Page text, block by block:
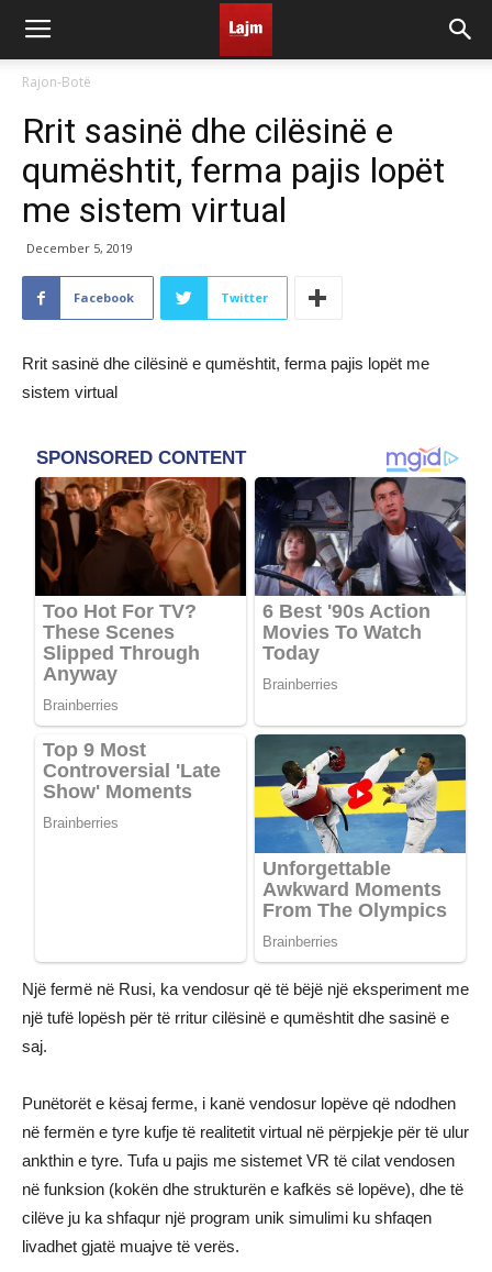
Rajon-Botë
Rrit sasinë dhe cilësinë e
qumështit, ferma pajis lopët
me sistem virtual
December 5, 2019
Facebook Twitter
Rrit sasinë dhe cilësinë e qumështit, ferma pajis lopët me
sistem virtual
Një fermë në Rusi, ka vendosur që të bëjë një eksperiment me
një tufë lopësh për të rritur cilësinë e qumështit dhe sasinë e
saj.
Punëtorët e kësaj ferme, i kanë vendosur lopëve që ndodhen
në fermën e tyre kufje të realitetit virtual në përpjekje për të ulur
ankthin e tyre. Tufa u pajis me sistemet VR të cilat vendosen
në funksion (kokën dhe strukturën e kafkës së lopëve), dhe të
cilëve ju ka shfaqur një program unik simulimi ku shfaqen
livadhet gjatë muajve të verës.